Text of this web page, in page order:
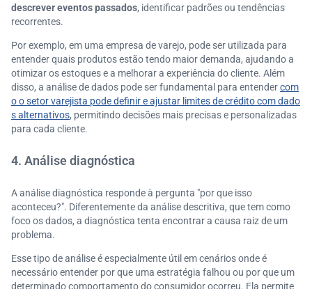
descrever eventos passados, identificar padrões ou tendências
recorrentes.
Por exemplo, em uma empresa de varejo, pode ser utilizada para
entender quais produtos estão tendo maior demanda, ajudando a
otimizar os estoques e a melhorar a experiência do cliente. Além
disso, a análise de dados pode ser fundamental para entendercom
o o setor varejista pode definir e ajustar limites de crédito com dado
s alternativos, permitindo decisões mais precisas e personalizadas
para cada cliente.
4. Análise diagnóstica
A análise diagnóstica responde à pergunta "por que isso
aconteceu?". Diferentemente da análise descritiva, que tem como
foco os dados, a diagnóstica tenta encontrar a causa raiz de um
problema.
Esse tipo de análise é especialmente útil em cenários onde é
necessário entender por que uma estratégia falhou ou por que um
determinado comportamento do consumidor ocorreu. Ela permite